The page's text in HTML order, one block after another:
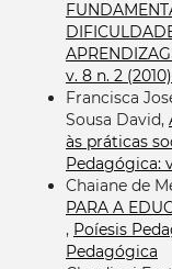
v. 8 n. 2
Francisca
Sousa David,
às práticas
Pedagógica:
Chaiane de
PARA A
, Poíesis
Pedagógica